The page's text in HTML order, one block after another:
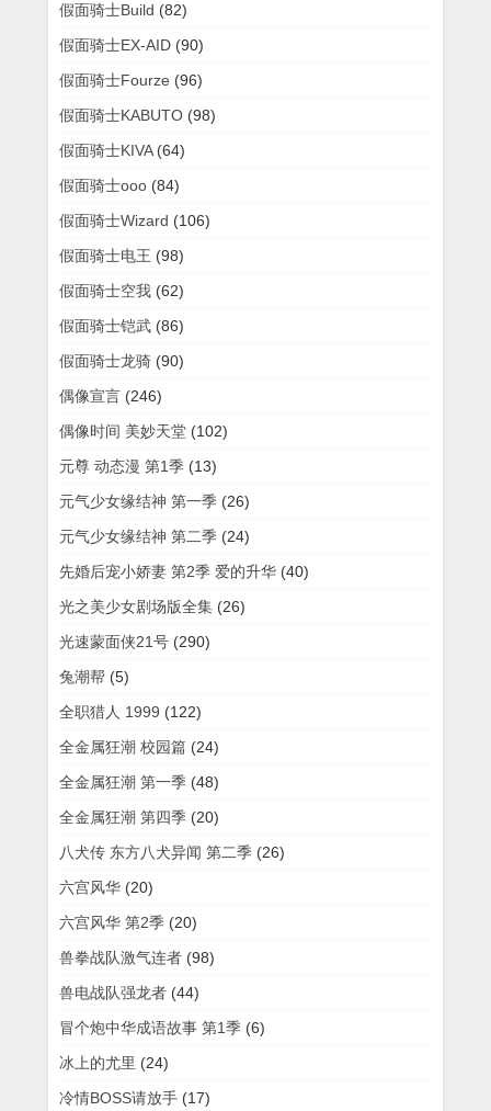
假面骑士Build (82)
假面骑士EX-AID (90)
假面骑士Fourze (96)
假面骑士KABUTO (98)
假面骑士KIVA(64)
假面骑士ooo (84)
假面骑士Wizard (106)
假面骑士电王 (98)
假面骑士空我 (62)
假面骑士铠武 (86)
假面骑士龙骑 (90)
偶像宣言 (246)
偶像时间 美妙天堂 (102)
元尊 动态漫 第1季 (13)
元气少女缘结神 第一季 (26)
元气少女缘结神 第二季 (24)
先婚后宠小娇妻 第2季 爱的升华 (40)
光之美少女剧场版全集 (26)
光速蒙面侠21号 (290)
兔潮帮 (5)
全职猎人 1999 (122)
全金属狂潮 校园篇 (24)
全金属狂潮 第一季 (48)
全金属狂潮 第四季 (20)
八犬传 东方八犬异闻 第二季 (26)
六宫风华 (20)
六宫风华 第2季 (20)
兽拳战队激气连者 (98)
兽电战队强龙者 (44)
冒个炮中华成语故事 第1季 (6)
冰上的尤里 (24)
冷情BOSS请放手 (17)